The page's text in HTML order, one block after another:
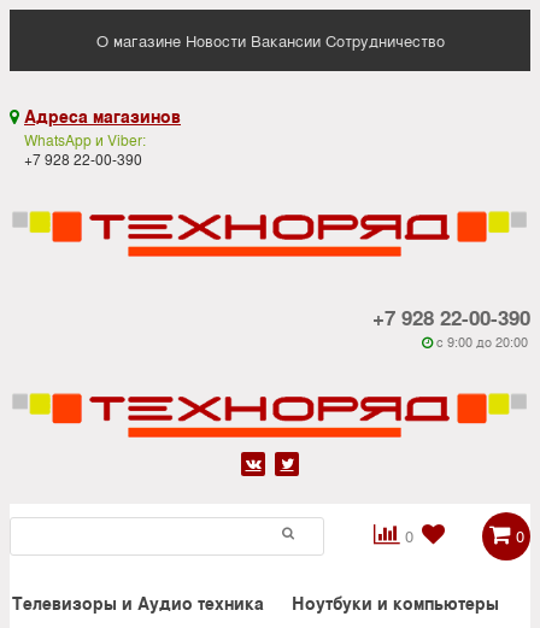
О магазине Новости Вакансии Сотрудничество
 Адреса магазинов
WhatsApp и Viber:
+7 928 22-00-390
+7 928 22-00-390
 c 9:00 до 20:00
 
0

 0
Телевизоры и Аудио техника Ноутбуки и компьютеры